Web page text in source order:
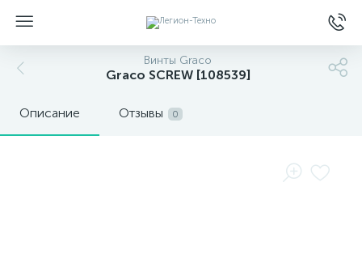
Винты Graco
Graco SCREW [108539]
Описание Отзывы 0